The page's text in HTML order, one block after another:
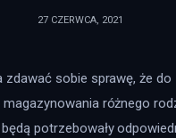
27 CZERWCA, 2021
zdawać sobie sprawę, że do
różnego
potrzebowały